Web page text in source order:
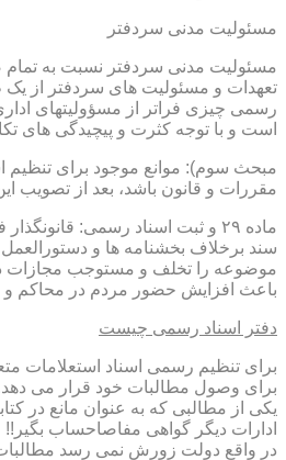
مسئولیت مدنی سردفتر
مسئولیت مدنی سردفتر نسبت به تمام
تعهدات و مسئولیت های سردفتر از
رسمی چیزی فراتر از مسؤولیتهای
است و با توجه کثرت و پیچیدگی های
مقررات و قانون باشد، بعد از تصویب
سند برخلاف بخشنامه ها و
موضوعه را تخلف و مستوجب مجازات
باعث افزایش حضور مردم در محاکم
دفتر اسناد رسمی چیست
برای تنظیم رسمی اسناد استعلامات
برای وصول مطالبات خود قرار می
یکی از مطالبی که به عنوان مانع در
ادارات دیگر گواهی مفاصاحساب بگیر!!
در واقع دولت زورش نمی رسد مطالبات